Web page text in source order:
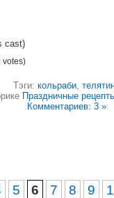
cast)
votes)
Тэги: кольраби,
Праздничные
Комментариев: 3 »
5 6 7 8 9